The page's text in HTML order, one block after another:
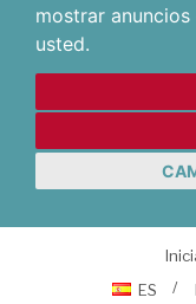
mostrar
usted.
ES